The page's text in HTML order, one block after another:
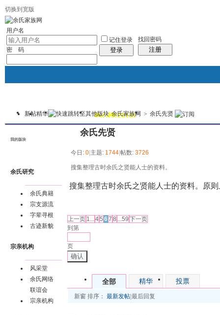
切换到宽版
用户名
密 码
记住登录
登录
找回密码
注册
我的 讨论区 热心榜(2015) 风采堂
新帖精华 余氏家族网 > 余氏先贤
我的版块
余氏研究
余氏典籍
宗支源流
字辈寻根
古迹新貌
宗亲机构
风采堂
余氏网络
联谊会
宗亲机构
余氏先贤
今日: 0|主题: 1744|帖数: 3726
搜集整理古时余氏之贤能人士的资料。
搜集整理古时余氏之贤能人士的资料。原
上一页 1...45 67 8 ...59 下一页
到第
页
确认
全部 精华 投票
新窗 排序： 最新发帖|最后回复